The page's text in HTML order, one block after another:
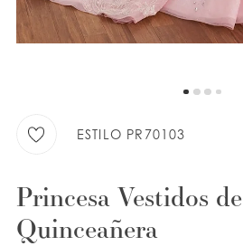
ESTILO PR70103
Princesa Vestidos de
Quinceañera